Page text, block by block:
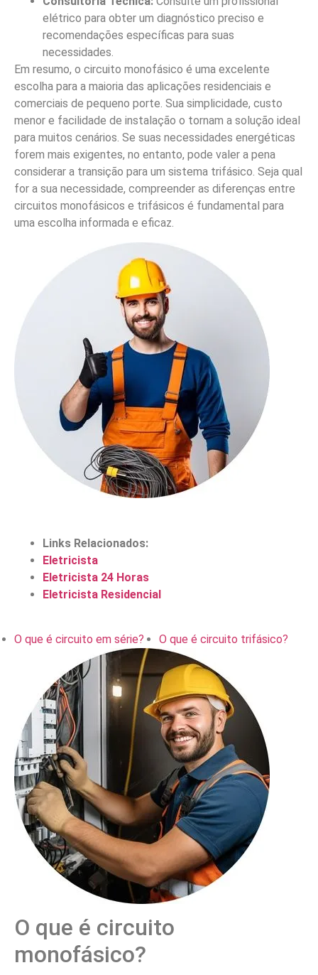
elétrico para obter um diagnóstico preciso e
recomendações específicas para suas
necessidades.
Em resumo, o circuito monofásico é uma excelente
escolha para a maioria das aplicações residenciais e
comerciais de pequeno porte. Sua simplicidade, custo
menor e facilidade de instalação o tornam a solução ideal
para muitos cenários. Se suas necessidades energéticas
forem mais exigentes, no entanto, pode valer a pena
considerar a transição para um sistema trifásico. Seja qual
for a sua necessidade, compreender as diferenças entre
circuitos monofásicos e trifásicos é fundamental para
uma escolha informada e eficaz.
Links Relacionados:
Eletricista
Eletricista 24 Horas
Eletricista Residencial
O que é circuito em série? O que é circuito trifásico?
O que é circuito
monofásico?